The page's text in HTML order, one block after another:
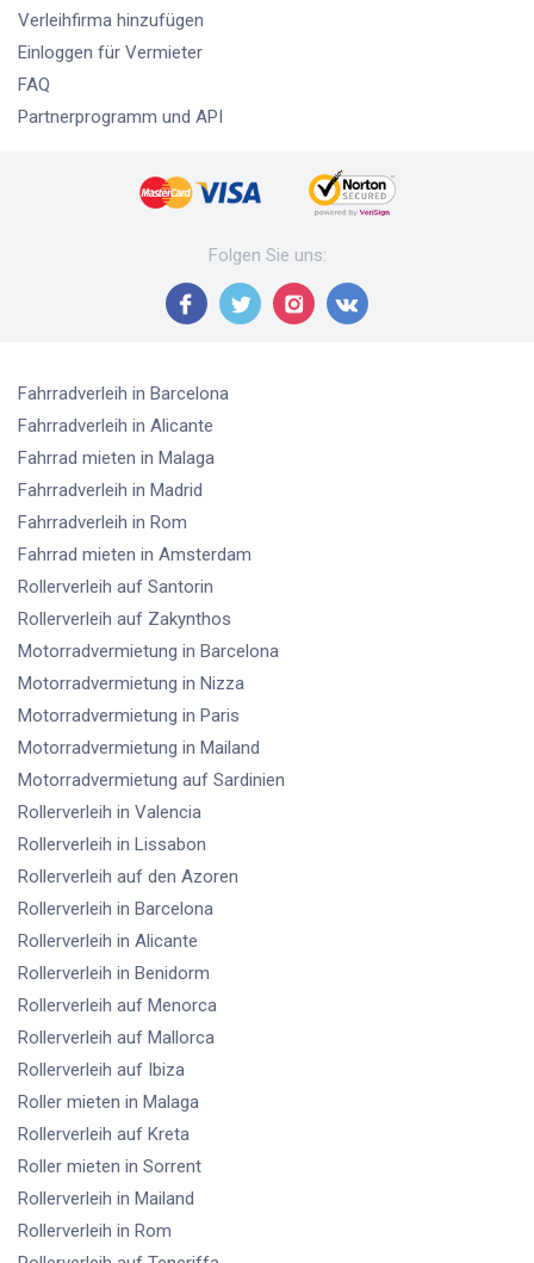
Verleihfirma hinzufügen
Einloggen für Vermieter
FAQ
Partnerprogramm und API
Folgen Sie uns:
Fahrradverleih in Barcelona
Fahrradverleih in Alicante
Fahrrad mieten in Malaga
Fahrradverleih in Madrid
Fahrradverleih in Rom
Fahrrad mieten in Amsterdam
Rollerverleih auf Santorin
Rollerverleih auf Zakynthos
Motorradvermietung in Barcelona
Motorradvermietung in Nizza
Motorradvermietung in Paris
Motorradvermietung in Mailand
Motorradvermietung auf Sardinien
Rollerverleih in Valencia
Rollerverleih in Lissabon
Rollerverleih auf den Azoren
Rollerverleih in Barcelona
Rollerverleih in Alicante
Rollerverleih in Benidorm
Rollerverleih auf Menorca
Rollerverleih auf Mallorca
Rollerverleih auf Ibiza
Roller mieten in Malaga
Rollerverleih auf Kreta
Roller mieten in Sorrent
Rollerverleih in Mailand
Rollerverleih in Rom